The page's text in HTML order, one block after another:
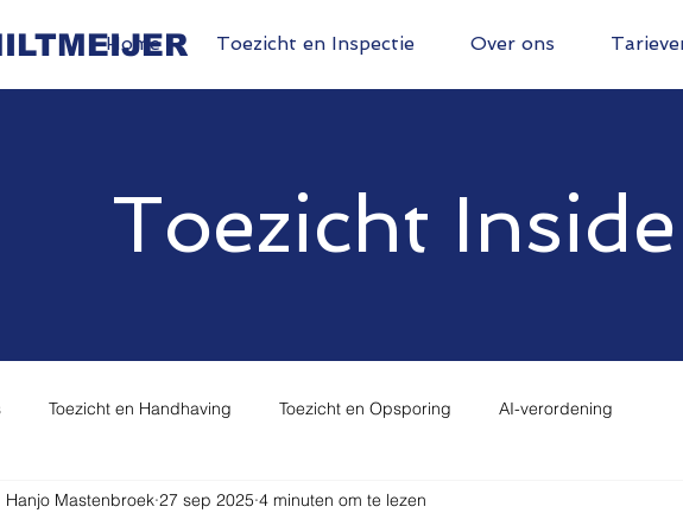
Home Toezicht en Inspectie Over ons
Toezicht Inside
Toezicht en Handhaving Toezicht en Opsporing AI-verordening
Hanjo Mastenbroek 27 sep 2025 4 minuten om te lezen